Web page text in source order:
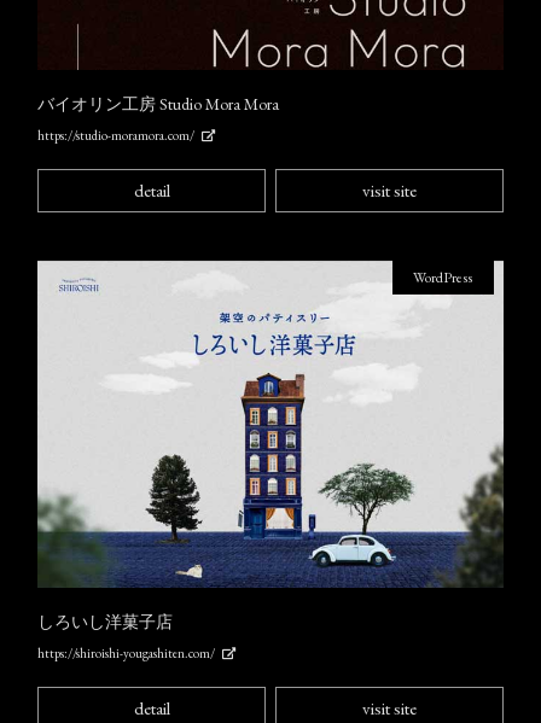
バイオリン工房 Studio Mora Mora
https://studio-moramora.com/
detail visit site
しろいし洋菓子店
https://shiroishi-yougashiten.com/
WordPress
detail visit site